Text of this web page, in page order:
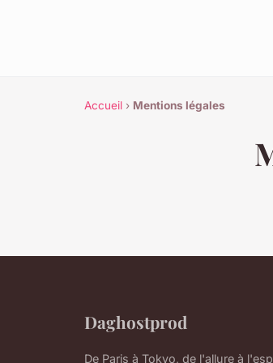
Accueil › Mentions légales
Daghostprod
De Paris à Tokyo, de l'allure à